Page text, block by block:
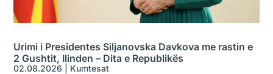
Urimi i Presidentes Siljanovska Davkova me rastin e
2 Gushtit, Ilinden – Dita e Republikës
02.08.2026 Kumtesat